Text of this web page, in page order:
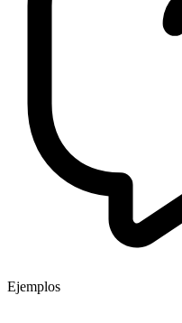
Ejemplos